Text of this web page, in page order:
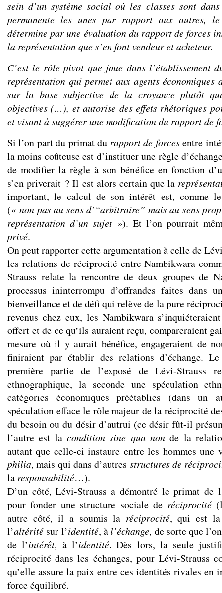
sein d’un système social où les classes sont
permanente les unes par rapport aux autres,
détermine par une évaluation du rapport de forces
la représentation que s’en font vendeur et acheteur.
C’est le rôle pivot que joue dans l’établissement
représentation qui permet aux agents économiques
sur la base subjective de la croyance plutôt
objectives (…), et autorise des effets rhétoriques
et visant à suggérer une modification du rapport de
Si l’on part du primat du rapport de forcesentre
la moins coûteuse est d’instituer une règle
de modifier la règle à son bénéfice en fonction
s’en priverait ? Il est alors certain que la
important, le calcul de son intérêt est, comme
(« non pas au sens d’“arbitraire” mais au sens
représentation d’un sujet »). Et l’on pourrait
privé.
On peut rapporter cette argumentation à celle de
les relations de réciprocité entre Nambikwara
Strauss relate la rencontre de deux groupes de
processus ininterrompu d’offrandes faites
bienveillance et de défi qui relève de la pure
revenus chez eux, les Nambikwara
offert et de ce qu’ils auraient reçu, compareraient
mesure où il y aurait bénéfice, engageraient de
finiraient par établir des relations d’échange.
première partie de l’exposé de Lévi-Strauss
ethnographique, la seconde une spéculation
catégories économiques préétablies (dans un
spéculation efface le rôle majeur de la réciprocité
du besoin ou du désir d’autrui (ce désir fût-il
l’autre est la condition sine qua non de la
autant que celle-ci instaure entre les hommes une
philia, mais qui dans d’autres structures de
la responsabilité…).
D’un côté, Lévi-Strauss a démontré le primat de
pour fonder une structure sociale de réciprocité
autre côté, il a soumis la réciprocité, qui est la
l’altérité sur l’identité, àl’échange, de sorte que
de l’intérêt, à l’identité. Dès lors, la seule
réciprocité dans les échanges, pour Lévi-Strauss
qu’elle assure la paix entre ces identités rivales en
force équilibré.